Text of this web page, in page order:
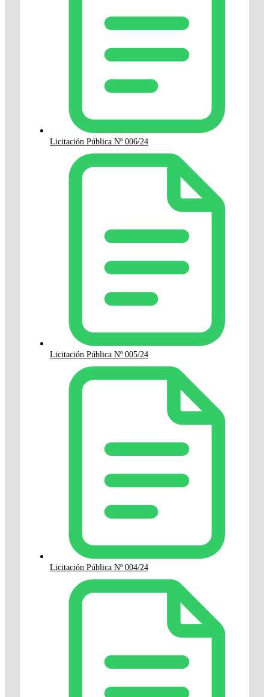
Licitación Pública Nº 006/24
Licitación Pública Nº 005/24
Licitación Pública Nº 004/24